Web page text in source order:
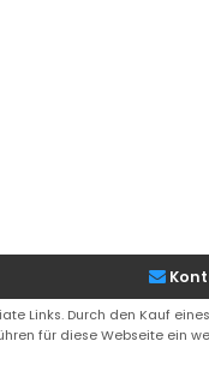
Links. Durch den Kauf
für diese Webseite ein